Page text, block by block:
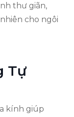
thư giãn,
cho ngôi
Tự
kính giúp